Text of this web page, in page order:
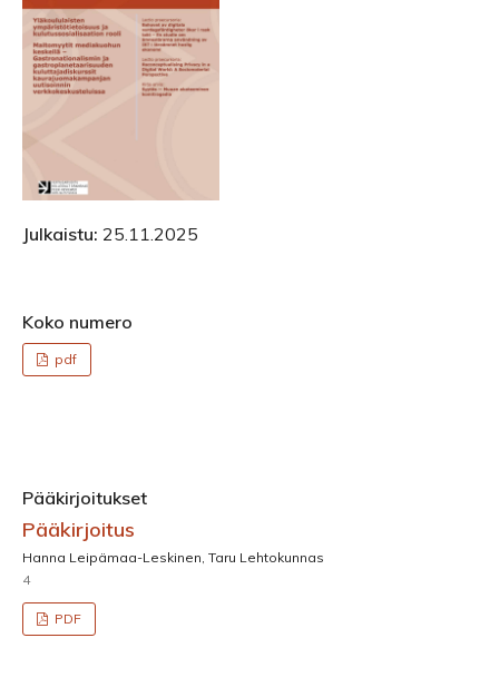
Julkaistu: 25.11.2025
Koko numero
pdf
Pääkirjoitukset
Pääkirjoitus
Hanna Leipämaa-Leskinen, Taru Lehtokunnas
4
PDF